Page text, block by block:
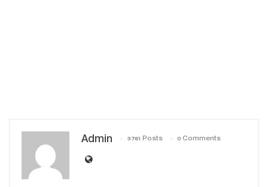
Admin 3761 Posts 0 Comments